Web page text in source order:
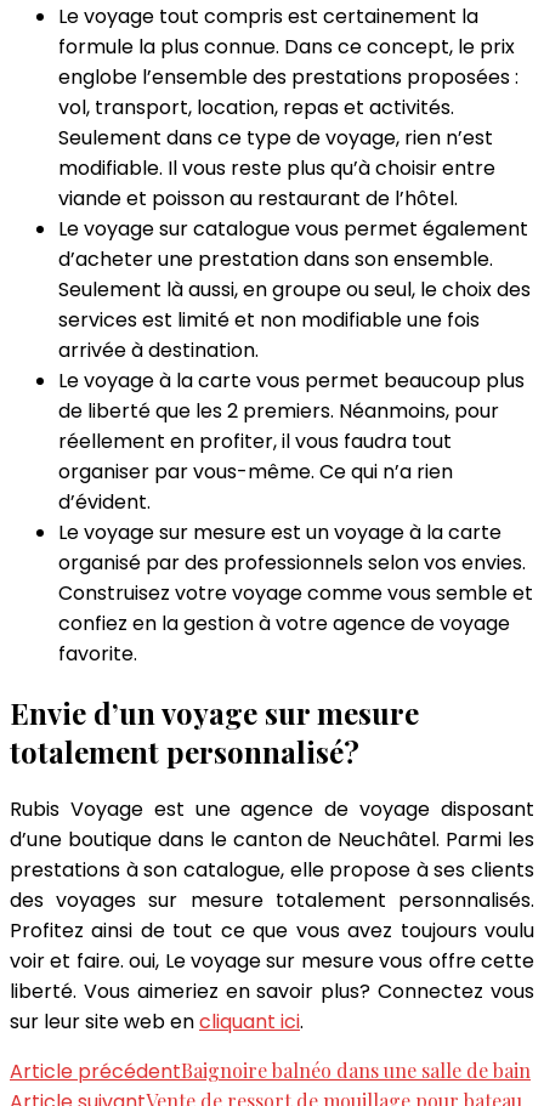
Le voyage tout compris est certainement la
formule la plus connue. Dans ce concept, le prix
englobe l’ensemble des prestations proposées :
vol, transport, location, repas et activités.
Seulement dans ce type de voyage, rien n’est
modifiable. Il vous reste plus qu’à choisir entre
viande et poisson au restaurant de l’hôtel.
Le voyage sur catalogue vous permet également
d’acheter une prestation dans son ensemble.
Seulement là aussi, en groupe ou seul, le choix des
services est limité et non modifiable une fois
arrivée à destination.
Le voyage à la carte vous permet beaucoup plus
de liberté que les 2 premiers. Néanmoins, pour
réellement en profiter, il vous faudra tout
organiser par vous-même. Ce qui n’a rien
d’évident.
Le voyage sur mesure est un voyage à la carte
organisé par des professionnels selon vos envies.
Construisez votre voyage comme vous semble et
confiez en la gestion à votre agence de voyage
favorite.
Envie d’un voyage sur mesure
totalement personnalisé?
Rubis Voyage est une agence de voyage disposant
d’une boutique dans le canton de Neuchâtel. Parmi les
prestations à son catalogue, elle propose à ses clients
des voyages sur mesure totalement personnalisés.
Profitez ainsi de tout ce que vous avez toujours voulu
voir et faire. oui, Le voyage sur mesure vous offre cette
liberté. Vous aimeriez en savoir plus? Connectez vous
sur leur site web encliquant ici.
Navigation
Article précédentBaignoire balnéo dans une salle de bain